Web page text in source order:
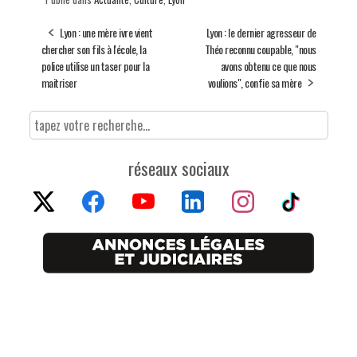
Lyon : une mère ivre vient
chercher son fils à l'école, la
police utilise un taser pour la
maitriser
Lyon : le dernier agresseur de
Théo reconnu coupable, "nous
avons obtenu ce que nous
voulions", confie sa mère
réseaux sociaux